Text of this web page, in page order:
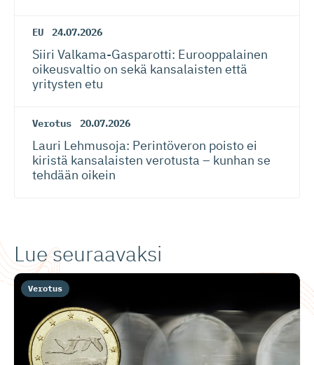
EU 24.07.2026
Siiri Valkama-Gas­pa­rotti: Eurooppalainen
oikeusvaltio on sekä kansalaisten että
yritysten etu
Verotus 20.07.2026
Lauri Lehmusoja: Perintöveron poisto ei
kiristä kansalaisten verotusta – kunhan se
tehdään oikein
Lue seuraavaksi
Verotus